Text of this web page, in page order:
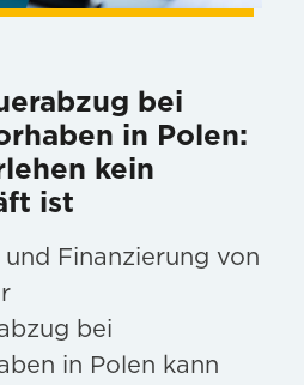
bei
in Polen:
kein
ist
Finanzierung von
bei
in Polen kann